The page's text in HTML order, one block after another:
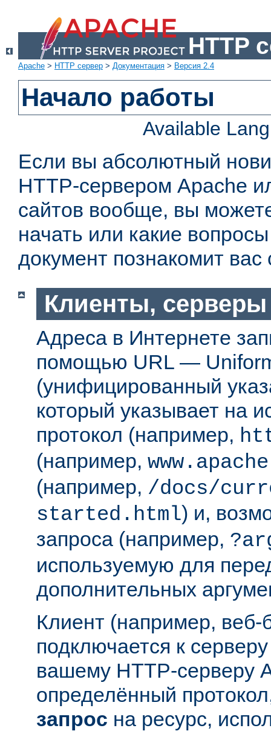
HTTP
Apache > HTTP сервер > Документация > Версия 2.4
Начало работы
Available
Если вы абсолютный
HTTP-сервером Apache
сайтов вообще, вы
начать или какие
документ познакомит вас
Клиенты, серверы
Адреса в Интернете
помощью URL —
(унифицированный
который указывает на
протокол (например,
(например,
(например, /docs/
started.html) и,
запроса (например,
используемую для
дополнительных
Клиент (например, веб-
подключается к
вашему HTTP-серверу
определённый
запрос на ресурс,